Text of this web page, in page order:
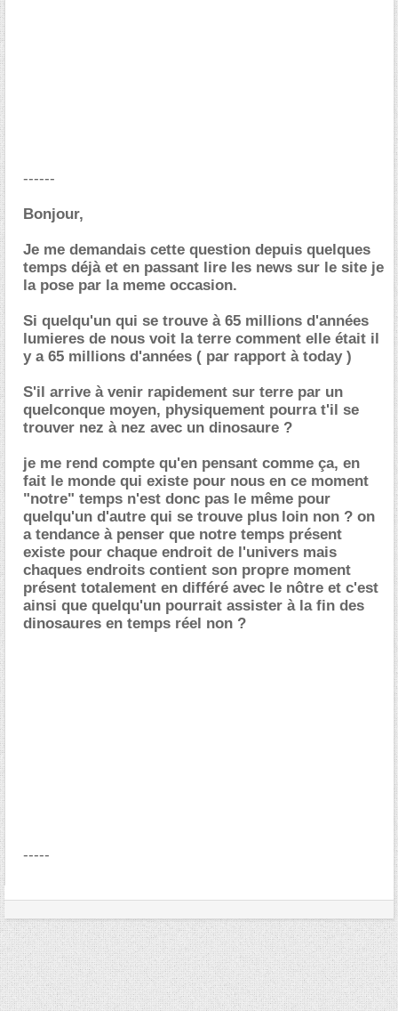
------
Bonjour,
Je me demandais cette question depuis quelques
temps déjà et en passant lire les news sur le site je
la pose par la meme occasion.
Si quelqu'un qui se trouve à 65 millions d'années
lumieres de nous voit la terre comment elle était il
y a 65 millions d'années ( par rapport à today )
S'il arrive à venir rapidement sur terre par un
quelconque moyen, physiquement pourra t'il se
trouver nez à nez avec un dinosaure ?
je me rend compte qu'en pensant comme ça, en
fait le monde qui existe pour nous en ce moment
"notre" temps n'est donc pas le même pour
quelqu'un d'autre qui se trouve plus loin non ? on
a tendance à penser que notre temps présent
existe pour chaque endroit de l'univers mais
chaques endroits contient son propre moment
présent totalement en différé avec le nôtre et c'est
ainsi que quelqu'un pourrait assister à la fin des
dinosaures en temps réel non ?
-----